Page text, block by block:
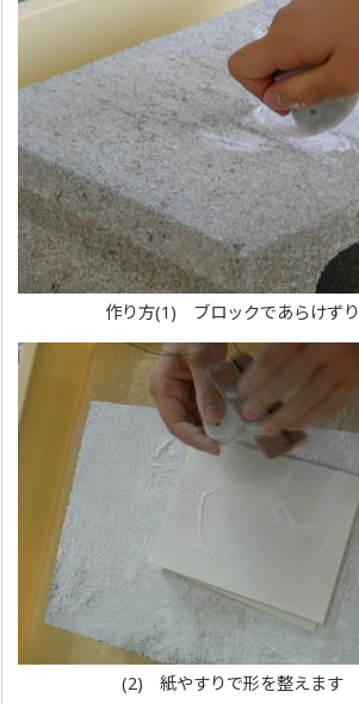
作り方(1) ブロックであらけずり
(2) 紙やすりで形を整えます